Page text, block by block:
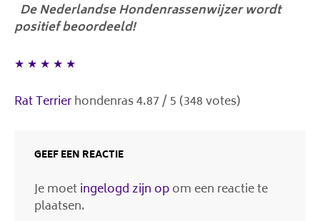
De Nederlandse Hondenrassenwijzer wordt
positief beoordeeld!
★ ★ ★ ★ ★
Rat Terrierhondenras4.87/5 (348votes)
GEEF EEN REACTIE
Je moetingelogd zijn opom een reactie te
plaatsen.